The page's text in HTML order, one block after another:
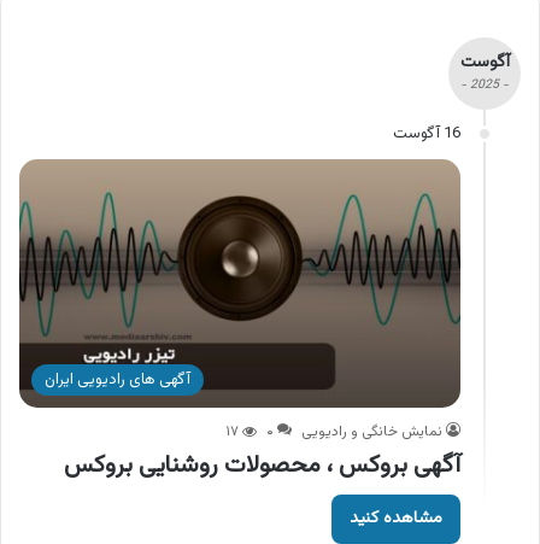
آگوست
- 2025 -
16 آگوست
آگهی های رادیویی ایران
نمایش خانگی و رادیویی ۰ ۱۷
آگهی بروکس ، محصولات روشنایی بروکس
مشاهده کنید